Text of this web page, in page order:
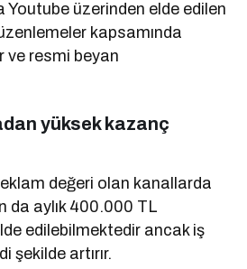
Youtube üzerinden elde edilen
kapsamında
ve resmi beyan
yüksek kazanç
değeri olan kanallarda
da aylık 400.000 TL
edilebilmektedir ancak iş
şekilde artırır.